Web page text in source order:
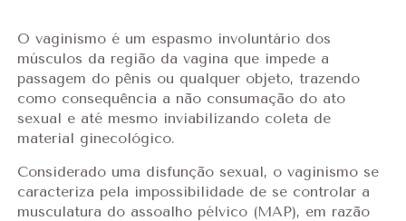
O vaginismo é um espasmo involuntário dos
músculos da região da vagina que impede a
passagem do pênis ou qualquer objeto, trazendo
como consequência a não consumação do ato
sexual e até mesmo inviabilizando coleta de
material ginecológico.
Considerado uma disfunção sexual, o vaginismo se
caracteriza pela impossibilidade de se controlar a
musculatura do assoalho pélvico (MAP), em razão